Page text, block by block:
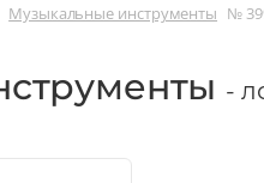
Музыкальные инструменты №
-